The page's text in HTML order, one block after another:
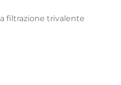
a filtrazione trivalente